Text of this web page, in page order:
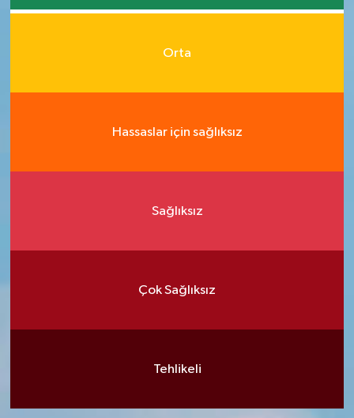
Orta
Hassaslar için sağlıksız
Sağlıksız
Çok Sağlıksız
Tehlikeli